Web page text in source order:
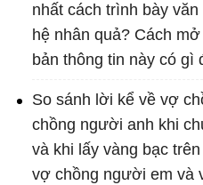
nhất cách trình bày
hệ nhân quả? Cách
bản thông tin này có gì
So sánh lời kể về vợ
chồng người anh khi
và khi lấy vàng bạc
vợ chồng người em và